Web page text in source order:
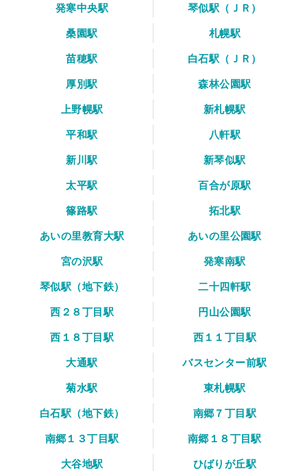
発寒中央駅
琴似駅（ＪＲ）
桑園駅
札幌駅
苗穂駅
白石駅（ＪＲ）
厚別駅
森林公園駅
上野幌駅
新札幌駅
平和駅
八軒駅
新川駅
新琴似駅
太平駅
百合が原駅
篠路駅
拓北駅
あいの里教育大駅
あいの里公園駅
宮の沢駅
発寒南駅
琴似駅（地下鉄）
二十四軒駅
西２８丁目駅
円山公園駅
西１８丁目駅
西１１丁目駅
大通駅
バスセンター前駅
菊水駅
東札幌駅
白石駅（地下鉄）
南郷７丁目駅
南郷１３丁目駅
南郷１８丁目駅
大谷地駅
ひばりが丘駅